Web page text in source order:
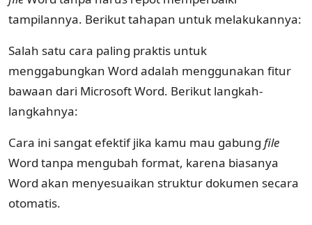
tampilannya. Berikut tahapan untuk melakukannya:
Salah satu cara paling praktis untuk
menggabungkan Word adalah menggunakan fitur
bawaan dari Microsoft Word. Berikut langkah-
langkahnya:
Cara ini sangat efektif jika kamu mau gabung file
Word tanpa mengubah format, karena biasanya
Word akan menyesuaikan struktur dokumen secara
otomatis.